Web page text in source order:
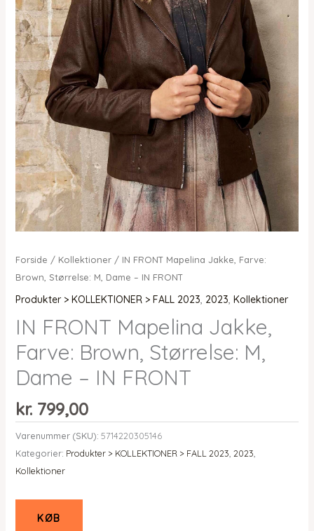
Forside / Kollektioner/ IN FRONT Mapelina Jakke, Farve:
Brown, Størrelse: M, Dame – IN FRONT
Produkter > KOLLEKTIONER > FALL 2023, 2023, Kollektioner
IN FRONT Mapelina Jakke,
Farve: Brown, Størrelse: M,
Dame – IN FRONT
kr.799,00
Varenummer (SKU): 5714220305146
Kategorier: Produkter > KOLLEKTIONER > FALL 2023 2023
Kollektioner
KØB